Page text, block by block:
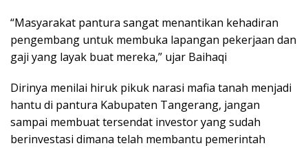
“Masyarakat pantura sangat menantikan kehadiran
pengembang untuk membuka lapangan pekerjaan dan
gaji yang layak buat mereka,” ujar Baihaqi
Dirinya menilai hiruk pikuk narasi mafia tanah menjadi
hantu di pantura Kabupaten Tangerang, jangan
sampai membuat tersendat investor yang sudah
berinvestasi dimana telah membantu pemerintah